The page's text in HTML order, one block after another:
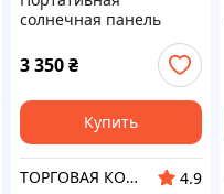
солнечная панель
002BLA) 5V21W для
зарядки телефона с
аккумулятором
10000mAh
3 350₴
Купить
ТОРГОВАЯ КОМПАНИЯ "SKY HOME"
4.9